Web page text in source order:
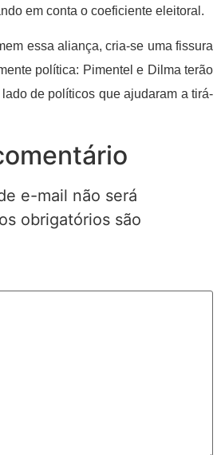
em conta o coeficiente eleitoral.
essa aliança, cria-se uma fissura
política: Pimentel e Dilma terão
de políticos que ajudaram a tirá-
e-mail não será
obrigatórios são